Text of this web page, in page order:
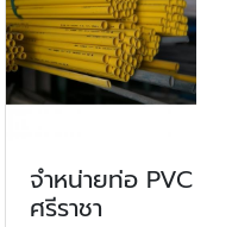
จำหน่ายท่อ PVC
ศรีราชา